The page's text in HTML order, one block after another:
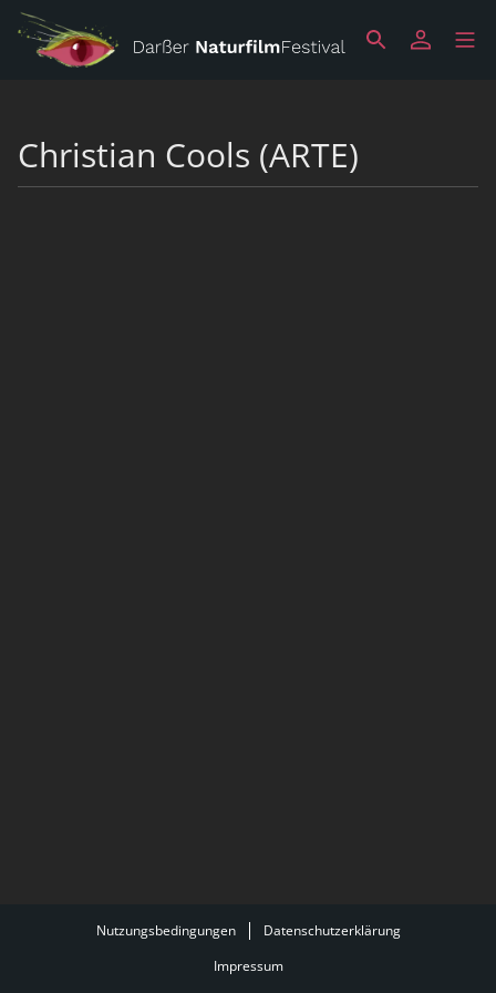
Christian Cools (ARTE)
Nutzungsbedingungen
Datenschutzerklärung
Impressum